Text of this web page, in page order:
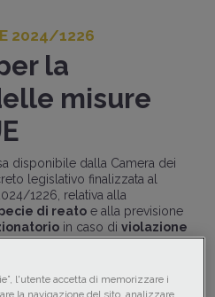
2024/1226
la
misure
disponibile dalla Camera dei
legislativo finalizzata al
1226, relativa alla
di reatoe alla previsione
in caso di violazione
dall'UE.
- Commissione
e Ordine Avvocati Roma
l'utente accetta di memorizzare i
la navigazione del sito, analizzare